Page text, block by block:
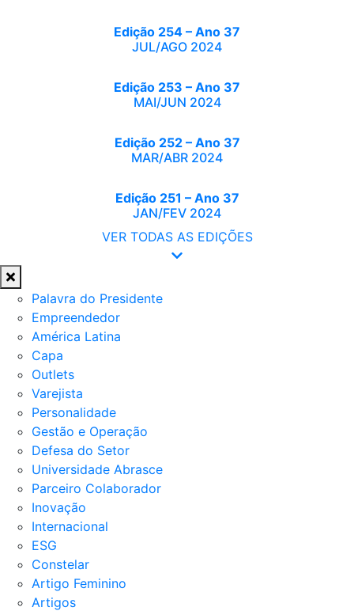
Edição 254 – Ano 37
JUL/AGO 2024
Edição 253 – Ano 37
MAI/JUN 2024
Edição 252 – Ano 37
MAR/ABR 2024
Edição 251 – Ano 37
JAN/FEV 2024
VER TODAS AS EDIÇÕES
Palavra do Presidente
Empreendedor
América Latina
Capa
Outlets
Varejista
Personalidade
Gestão e Operação
Defesa do Setor
Universidade Abrasce
Parceiro Colaborador
Inovação
Internacional
ESG
Constelar
Artigo Feminino
Artigos